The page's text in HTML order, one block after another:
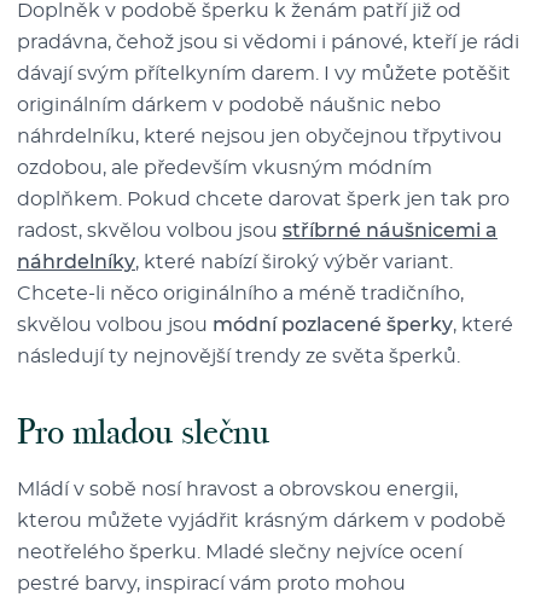
Doplněk v podobě šperku k ženám patří již od
pradávna, čehož jsou si vědomi i pánové, kteří je rádi
dávají svým přítelkyním darem. I vy můžete potěšit
originálním dárkem v podobě náušnic nebo
náhrdelníku, které nejsou jen obyčejnou třpytivou
ozdobou, ale především vkusným módním
doplňkem. Pokud chcete darovat šperk jen tak pro
radost, skvělou volbou jsou stříbrné náušnicemi a
náhrdelníky, které nabízí široký výběr variant.
Chcete-li něco originálního a méně tradičního,
skvělou volbou jsou módní pozlacené šperky, které
následují ty nejnovější trendy ze světa šperků.
Pro mladou slečnu
Mládí v sobě nosí hravost a obrovskou energii,
kterou můžete vyjádřit krásným dárkem v podobě
neotřelého šperku. Mladé slečny nejvíce ocení
pestré barvy, inspirací vám proto mohou